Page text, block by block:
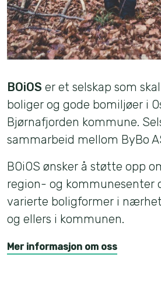
BOiOS er et selskap som
boliger og gode bomiljøer i
Bjørnafjorden kommune.
sammarbeid mellom ByBo
BOiOS ønsker å støtte opp
region- og kommunesenter
varierte boligformer i
og ellers i kommunen.
Mer informasjon om oss